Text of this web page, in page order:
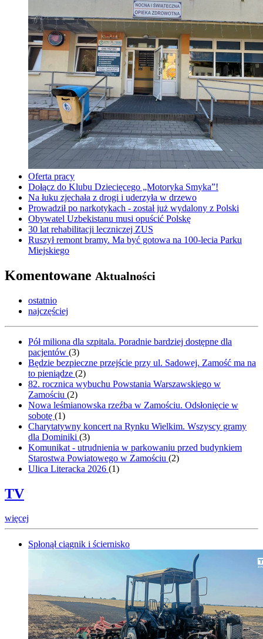
Oferta pracy
Dołącz do Klubu Dziecięcego „Motoryka Smyka”!
Na łuku zjechała z drogi i uderzyła w drzewo
Prowadził po narkotykach - został już wydalony z Polski
Obywatel Uzbekistanu musi opuścić Polskę
30 lat rehabilitacji leczniczej ZUS
Ruszył remont bramy. Ma być gotowa na 100-lecia Parku
Miejskiego
Komentowane Aktualności
ostatnio
najczęściej
Pół miliona dla szpitala. Poradnie bardziej dostępne dla
pacjentów (3)
Będzie bezpieczne przejście przy ul. Sadowej. Zamość ma na
to pieniądze (2)
82. rocznica wybuchu Powstania Warszawskiego w
Zamościu (2)
Nowa leśmianowska rzeźba w Zamościu. Odsłonięcie w
sobotę (1)
Charytatywny koncert na Rynku Wielkim. Wszyscy gramy
dla Dominiki (3)
Komunikat - utrudnienia w parkowaniu przed budynkiem
Starostwa Powiatowego w Zamościu (2)
Ulica Literacka 2026 (1)
TV
więcej
Spłonął ciągnik i ściernisko